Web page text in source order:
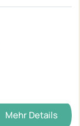
Mehr Details